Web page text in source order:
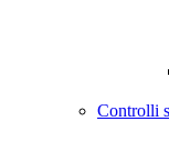
Controlli